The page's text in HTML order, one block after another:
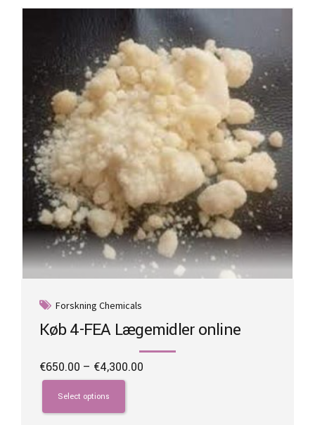
be
chosen
the
product
page
Forskning Chemicals
Køb 4-FEA Lægemidler online
€650.00 – €4,300.00
Select options
This
product
has